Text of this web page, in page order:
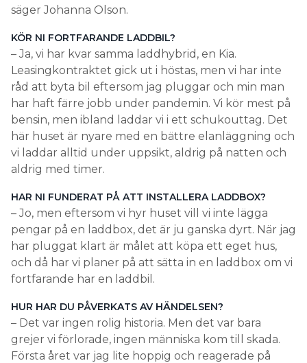
säger Johanna Olson.
KÖR NI FORTFARANDE LADDBIL?
– Ja, vi har kvar samma laddhybrid, en Kia.
Leasingkontraktet gick ut i höstas, men vi har inte
råd att byta bil eftersom jag pluggar och min man
har haft färre jobb under pandemin. Vi kör mest på
bensin, men ibland laddar vi i ett schukouttag. Det
här huset är nyare med en bättre elanläggning och
vi laddar alltid under uppsikt, aldrig på natten och
aldrig med timer.
HAR NI FUNDERAT PÅ ATT INSTALLERA LADDBOX?
– Jo, men eftersom vi hyr huset vill vi inte lägga
pengar på en laddbox, det är ju ganska dyrt. När jag
har pluggat klart är målet att köpa ett eget hus,
och då har vi planer på att sätta in en laddbox om vi
fortfarande har en laddbil.
HUR HAR DU PÅVERKATS AV HÄNDELSEN?
– Det var ingen rolig historia. Men det var bara
grejer vi förlorade, ingen människa kom till skada.
Första året var jag lite hoppig och reagerade på